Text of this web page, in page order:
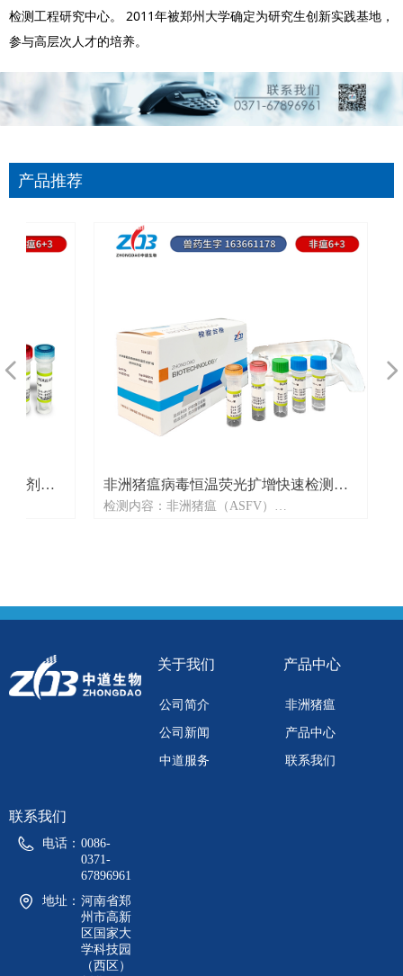
检测工程研究中心。 2011年被郑州大学确定为研究生创新实践基地，
参与高层次人才的培养。
产品推荐
非洲猪瘟病毒恒温荧光扩增快速检测试
剂盒P1724
检测内容：非洲猪瘟（ASFV）
非洲猪
넳 넲
关于我们
公司简介
公司新闻
中道服务
产品中心
非洲猪瘟
产品中心
联系我们
联系我们
电话： 0086-
0371-
67896961
地址： 河南省郑
州市高新
区国家大
学科技园
（西区）